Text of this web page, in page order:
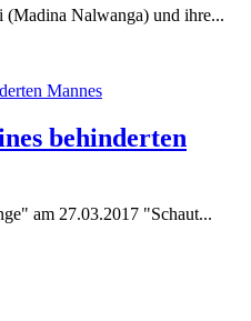
(Madina Nalwanga) und ihre...
behinderten
am 27.03.2017 "Schaut...